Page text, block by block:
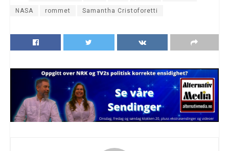
NASA rommet Samantha Cristoforetti